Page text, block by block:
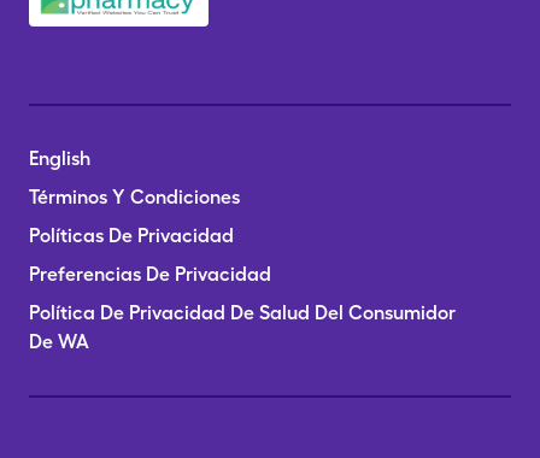
English
Términos Y Condiciones
Políticas De Privacidad
Preferencias De Privacidad
Política De Privacidad De Salud Del Consumidor
De WA